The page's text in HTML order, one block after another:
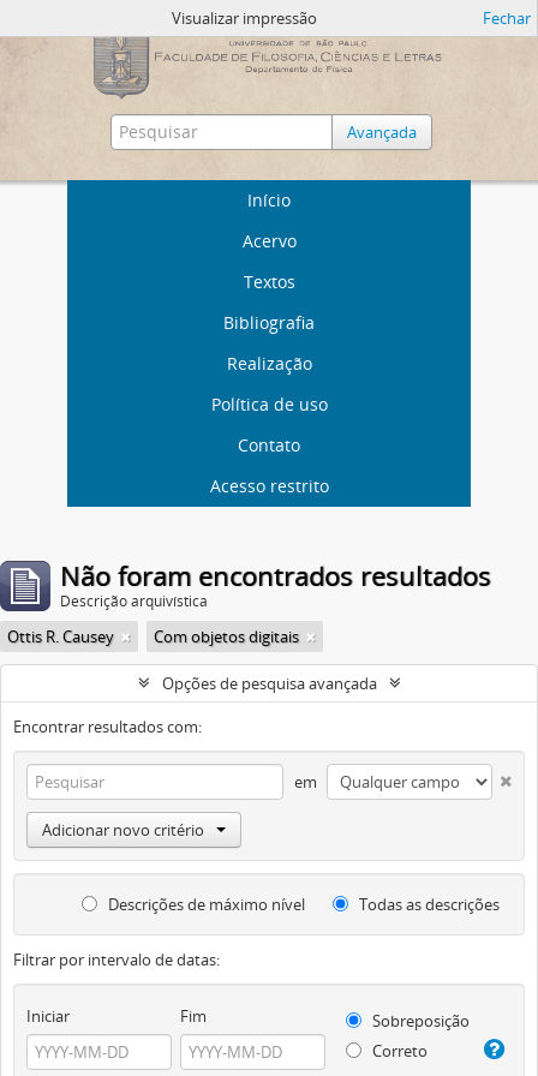
Avançada
Início
Acervo
Textos
Bibliografia
Realização
Política de uso
Contato
Acesso restrito
Visualizar impressão Fechar
Não foram encontrados resultados
Descrição arquivística
Ottis R. Causey Com objetos digitais
Opções de pesquisa avançada
Encontrar resultados com:
em
Adicionar novo critério
Descrições de máximo nível Todas as descrições
Filtrar por intervalo de datas:
Iniciar Fim
Sobreposição
Correto